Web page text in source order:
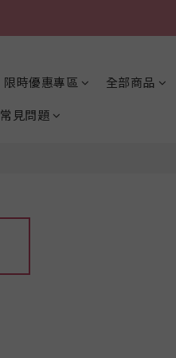
限時優惠專區
全部商品
常見問題